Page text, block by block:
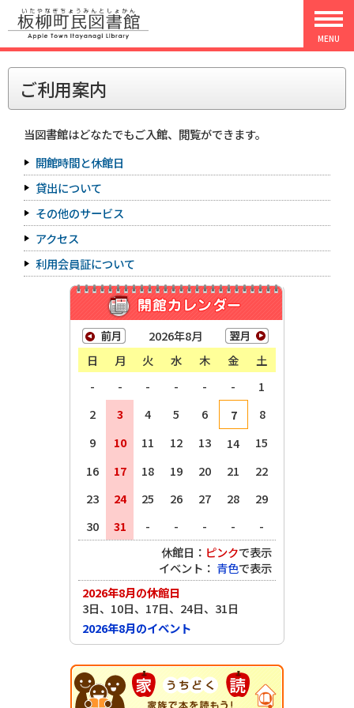
MENU
ご利用案内
当図書館はどなたでもご入館、閲覧ができます。
開館時間と休館日
貸出について
その他のサービス
アクセス
利用会員証について
2026年8月
日
月 火 水 木 金
土
-
- - - - -
1
2
3 4 5 6 7
8
9
10 11 12 13 14
15
16
17 18 19 20 21
22
23
24 25 26 27 28
29
30
31 - - - -
-
休館日： ピンクで表示
イベント： 青色で表示
2026年8月の休館日
3日、10日、17日、24日、31日
2026年8月のイベント